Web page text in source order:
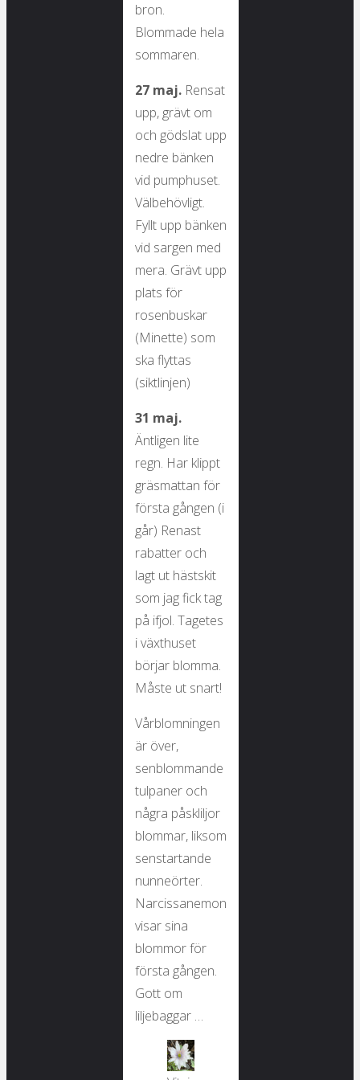
bron.
Blommade hela
sommaren.
27 maj. Rensat
upp, grävt om
och gödslat upp
nedre bänken
vid pumphuset.
Välbehövligt.
Fyllt upp bänken
vid sargen med
mera. Grävt upp
plats för
rosenbuskar
(Minette) som
ska flyttas
(siktlinjen)
31 maj.
Äntligen lite
regn. Har klippt
gräsmattan för
första gången (i
går) Renast
rabatter och
lagt ut hästskit
som jag fick tag
på ifjol. Tagetes
i växthuset
börjar blomma.
Måste ut snart!
Vårblomningen
är över,
senblommande
tulpaner och
några påskliljor
blommar, liksom
senstartande
nunneörter.
Narcissanemon
visar sina
blommor för
första gången.
Gott om
liljebaggar …